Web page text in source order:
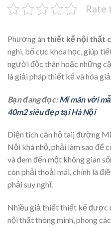
Rate
Phương án thiết kế nội thất
nghi, bố cục khoa học, giúp
người độc thân hoặc những
là giải pháp thiết kế và hóa
Bạn đang đọc:Mĩ mãn với
40m2 siêu đẹp tại Hà Nội
Diện tích căn hộ taij đường
Nội khá nhỏ, phải làm sao để
và đem đến một không gian
còn phải thoải mái, chính là
phải suy nghĩ.
Nhiều giả thiết thiết kế được
nội thất thông minh, phong